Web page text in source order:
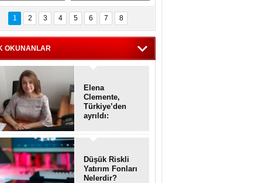
kalan
Akdamar Adası
çiçekleri ile
bir güzellik
Haftanın
fotoğrafları
1 2 3 4 5 6 7 8
OKUNANLAR
Elena
Clemente,
Türkiye’den
ayrıldı:
Enkaz!
Düşük Riskli
Yatırım Fonları
Nelerdir?